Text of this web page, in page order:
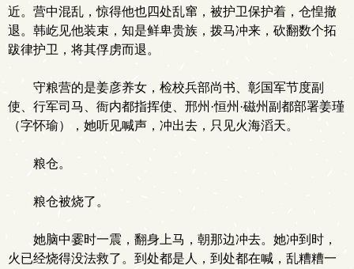
近。营中混乱，惊得他也四处乱窜，被护卫保护着，仓惶撤
退。韩屹见他装束，知是鲜卑贵族，拨马冲来，砍翻数个拓
跋律护卫，将其俘虏而退。
守粮营的是姜彦养女，检校兵部尚书、彰国军节度副
使、行军司马、衙内都指挥使、邢州·恒州·磁州副都部署姜瑾
（字怀瑜），她听见喊声，冲出去，只见火海滔天。
粮仓。
粮仓被烧了。
她脑中霎时一震，翻身上马，朝那边冲去。她冲到时，
火已经烧得没法救了。到处都是人，到处都在喊，乱糟糟一